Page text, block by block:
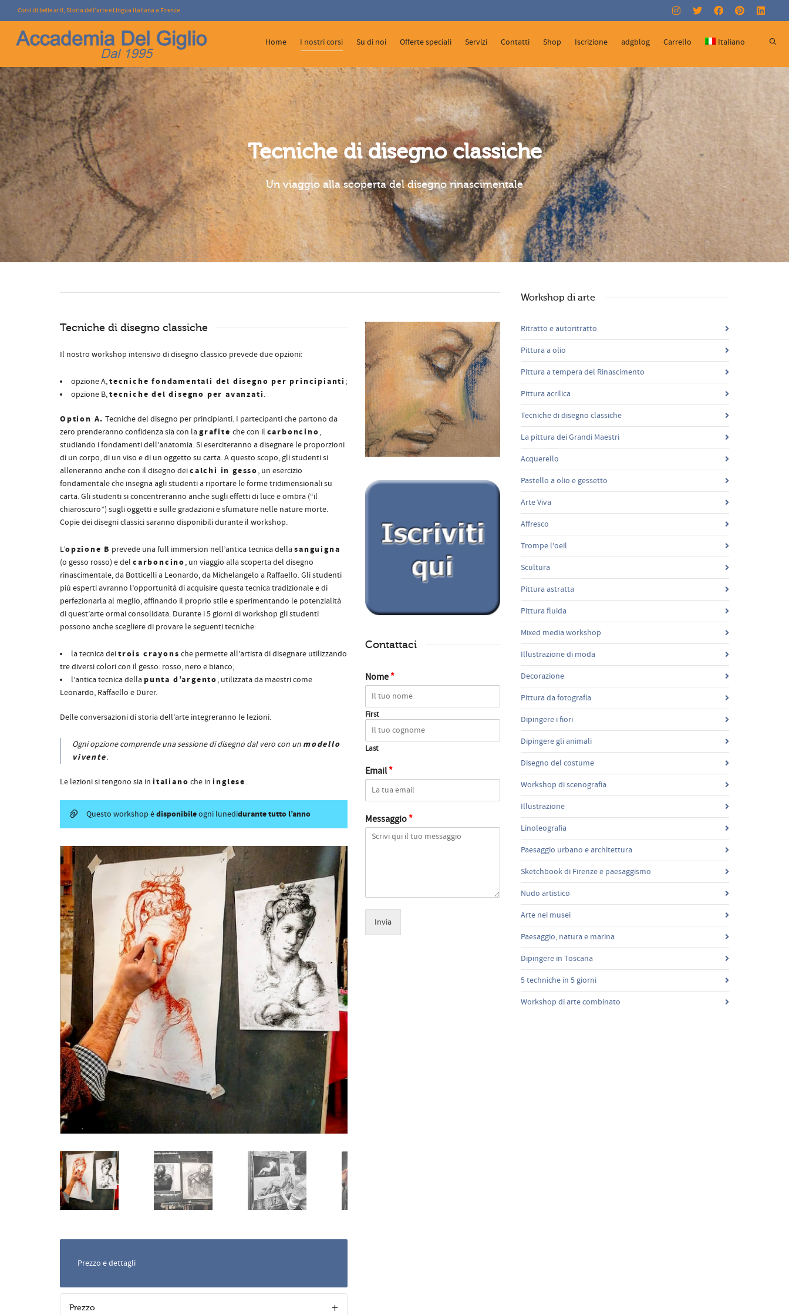
I'm looking for product in a size
Corsi di belle arti, Storia dell'arte e Lingua italiana a Firenze
Home I nostri corsi Su di noi Offerte speciali Servizi Contatti Shop Iscrizione adgblog Carrello Italiano
Tecniche di disegno classiche
Un viaggio alla scoperta del disegno rinascimentale
Tecniche di disegno classiche
Il nostro workshop intensivo di disegno classico prevede due opzioni:
opzione A,tecniche fondamentali del disegno per principianti;
opzione B,tecniche del disegno per avanzati.
Option A. Tecniche del disegno per principianti. I partecipanti che partono da
zero prenderanno confidenza sia con lagrafite che con il carboncino,
studiando i fondamenti dell’anatomia. Si eserciteranno a disegnare le proporzioni
di un corpo, di un viso e di un oggetto su carta. A questo scopo, gli studenti si
alleneranno anche con il disegno deicalchi in gesso, un esercizio
fondamentale che insegna agli studenti a riportare le forme tridimensionali su
carta. Gli studenti si concentreranno anche sugli effetti di luce e ombra (“il
chiaroscuro”) sugli oggetti e sulle gradazioni e sfumature nelle nature morte.
Copie dei disegni classici saranno disponibili durante il workshop.
L’opzione B prevede una full immersion nell’antica tecnica dellasanguigna
(o gesso rosso) e del carboncino, un viaggio alla scoperta del disegno
rinascimentale, da Botticelli a Leonardo, da Michelangelo a Raffaello. Gli studenti
più esperti avranno l’opportunità di acquisire questa tecnica tradizionale e di
perfezionarla al meglio, affinando il proprio stile e sperimentando le potenzialità
di quest’arte ormai consolidata. Durante i 5 giorni di workshop gli studenti
possono anche scegliere di provare le seguenti tecniche:
la tecnica deitrois crayons che permette all’artista di disegnare utilizzando
tre diversi colori con il gesso: rosso, nero e bianco;
l’antica tecnica della punta d’argento, utilizzata da maestri come
Leonardo, Raffaello e Dürer.
Delle conversazioni di storia dell’arte integreranno le lezioni.
Ogni opzione comprende una sessione di disegno dal vero con un modello
vivente.
Le lezioni si tengono sia in italiano che in inglese.
Questo workshop èdisponibileogni lunedìdurante tutto l’anno
Prezzo e dettagli
Prezzo
Contattaci
Nome *
First
Last
Email *
Messaggio *
Invia
Workshop di arte
Ritratto e autoritratto
Pittura a olio
Pittura a tempera del Rinascimento
Pittura acrilica
Tecniche di disegno classiche
La pittura dei Grandi Maestri
Acquerello
Pastello a olio e gessetto
Arte Viva
Affresco
Trompe l’oeil
Scultura
Pittura astratta
Pittura fluida
Mixed media workshop
Illustrazione di moda
Decorazione
Pittura da fotografia
Dipingere i fiori
Dipingere gli animali
Disegno del costume
Workshop di scenografia
Illustrazione
Linoleografia
Paesaggio urbano e architettura
Sketchbook di Firenze e paesaggismo
Nudo artistico
Arte nei musei
Paesaggio, natura e marina
Dipingere in Toscana
5 techniche in 5 giorni
Workshop di arte combinato